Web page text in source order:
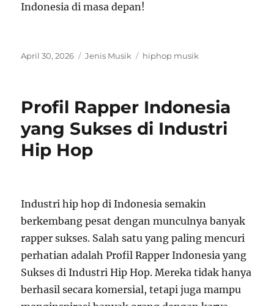
Indonesia di masa depan!
Posted
April 30, 2026 Categories
Jenis Musik Tags
hiphop musik
Profil Rapper Indonesia
yang Sukses di Industri
Hip Hop
Industri hip hop di Indonesia semakin
berkembang pesat dengan munculnya banyak
rapper sukses. Salah satu yang paling mencuri
perhatian adalah Profil Rapper Indonesia yang
Sukses di Industri Hip Hop. Mereka tidak hanya
berhasil secara komersial, tetapi juga mampu